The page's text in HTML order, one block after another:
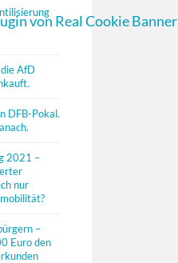
AfD
DFB-Pokal.
2021 –
nur
–
Euro den
von Real Cookie Banner